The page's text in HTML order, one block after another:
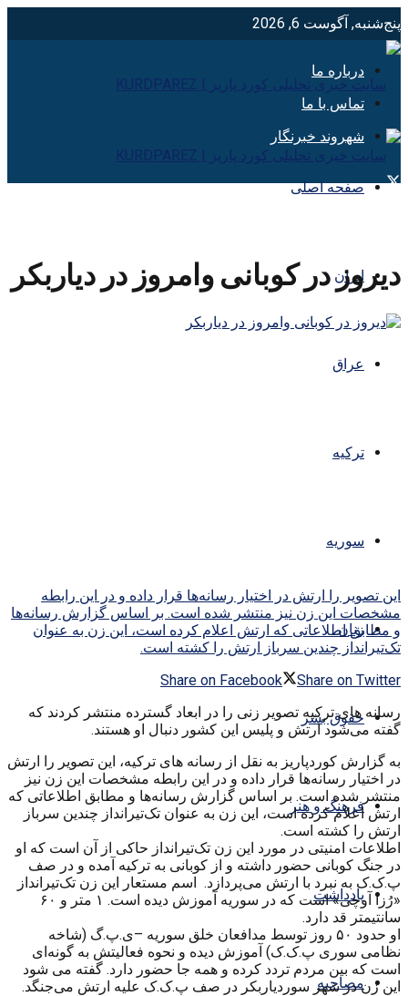
پنج‌شنبه, آگوست 6, 2026
درباره ما
تماس با ما
شهروند خبرنگار
صفحه اصلی
ایران
عراق
ترکیه
سوریه
زنان
حقوق بشر
فرهنگ و هنر
یادداشت
مصاحبه
دیروز در کوبانی وامروز در دیاربکر
این تصویر را ارتش در اختیار رسانه‌ها قرار داده و در این رابطه
مشخصات این زن نیز منتشر شده است. بر اساس گزارش رسانه‌ها
و مطابق اطلاعاتی که ارتش اعلام کرده است، این زن به عنوان
تک‌تیرانداز چندین سرباز ارتش را کشته است.
Share on Facebook
Share on Twitter
رسانه های ترکیه تصویر زنی را در ابعاد گسترده منتشر کردند که
گفته می‌شود ارتش و پلیس این کشور دنبال او هستند.
به گزارش کوردپاریز به نقل از رسانه های ترکیه، این تصویر را ارتش
در اختیار رسانه‌ها قرار داده و در این رابطه مشخصات این زن نیز
منتشر شده است. بر اساس گزارش رسانه‌ها و مطابق اطلاعاتی که
ارتش اعلام کرده است، این زن به عنوان تک‌تیرانداز چندین سرباز
ارتش را کشته است.
اطلاعات امنیتی در مورد این زن تک‌تیرانداز حاکی از آن است که او
در جنگ کوبانی حضور داشته و از کوبانی به ترکیه آمده و در صف
پ.ک.ک به نبرد با ارتش می‌پردازد. اسم مستعار این زن تک‌تیرانداز
«رُزا آوچی» است که در سوریه آموزش دیده است. ۱ متر و ۶۰
سانتیمتر قد دارد.
او حدود ۵۰ روز توسط مدافعان خلق سوریه –ی.پ.گ (شاخه
نظامی سوری پ.ک.ک) آموزش دیده و نحوه فعالیتش به گونه‌ای
است که بین مردم تردد کرده و همه جا حضور دارد. گفته می شود
این زن در شهر سوردیاربکر در صف پ.ک.ک علیه ارتش می‌جنگد.